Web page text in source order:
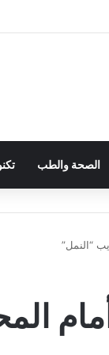
الصحة والطب
“النمل”